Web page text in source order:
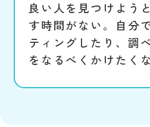
良い人を見つけよう
す時間がない。自分
ティングしたり、調
をなるべくかけたくな